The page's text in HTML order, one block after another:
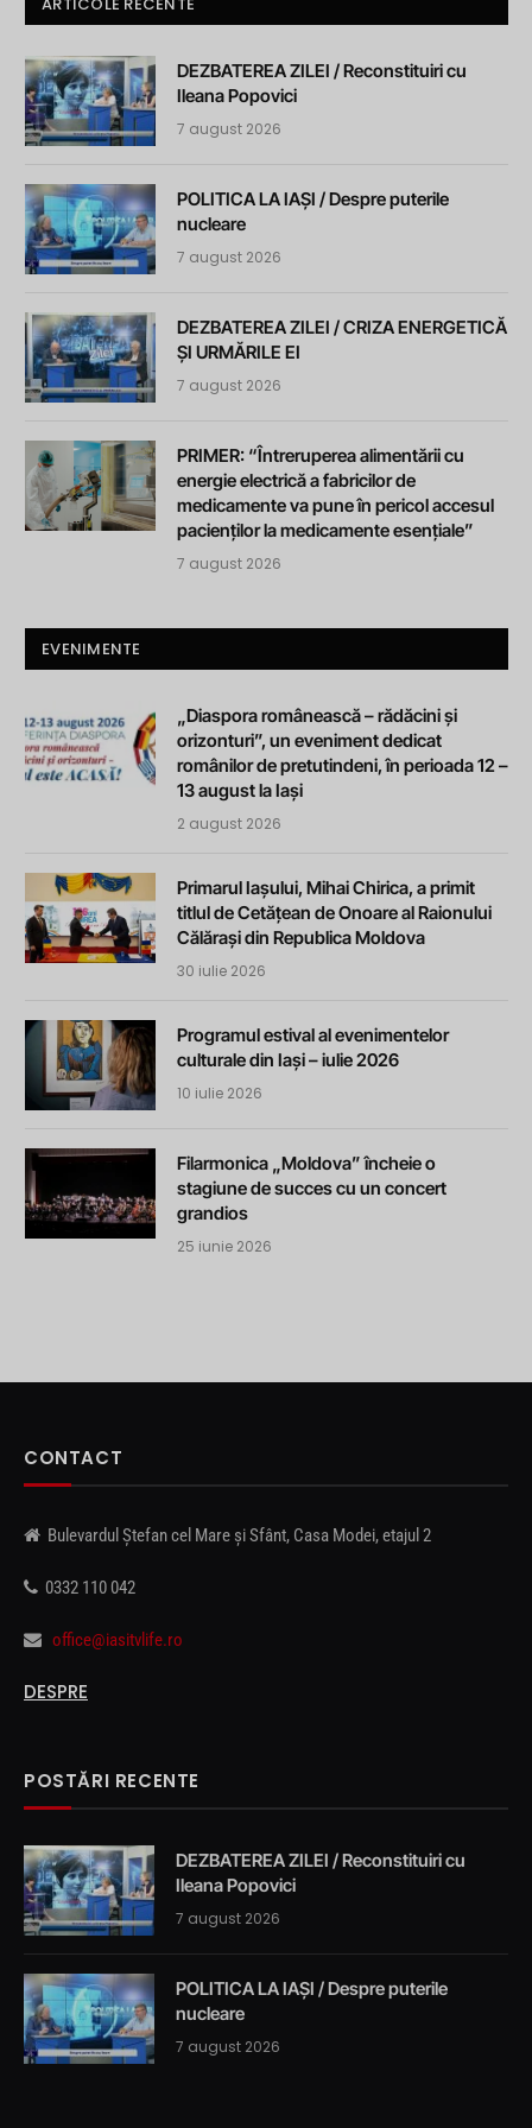
DEZBATEREA ZILEI / Reconstituiri cu
Ileana Popovici
7 august 2026
POLITICA LA IAȘI / Despre puterile
nucleare
7 august 2026
DEZBATEREA ZILEI / CRIZA ENERGETICĂ
ȘI URMĂRILE EI
7 august 2026
PRIMER: “Întreruperea alimentării cu
energie electrică a fabricilor de
medicamente va pune în pericol accesul
pacienților la medicamente esențiale”
7 august 2026
EVENIMENTE
„Diaspora românească – rădăcini și
orizonturi”, un eveniment dedicat
românilor de pretutindeni, în perioada 12 –
13 august la Iași
2 august 2026
Primarul Iașului, Mihai Chirica, a primit
titlul de Cetățean de Onoare al Raionului
Călărași din Republica Moldova
30 iulie 2026
Programul estival al evenimentelor
culturale din Iași – iulie 2026
10 iulie 2026
Filarmonica „Moldova” încheie o
stagiune de succes cu un concert
grandios
25 iunie 2026
CONTACT
Bulevardul Ștefan cel Mare și Sfânt, Casa Modei, etajul 2
0332 110 042
office@iasitvlife.ro
DESPRE
POSTĂRI RECENTE
DEZBATEREA ZILEI / Reconstituiri cu
Ileana Popovici
7 august 2026
POLITICA LA IAȘI / Despre puterile
nucleare
7 august 2026